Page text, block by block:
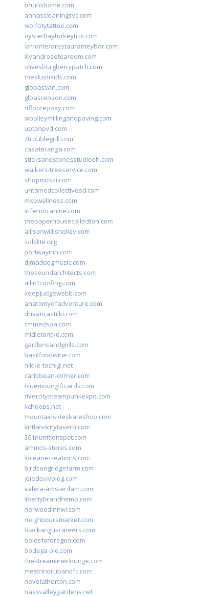
bruinshome.com
annascleaningsvc.com
wolfcitytattoo.com
oysterbayturkeytrot.com
lafronterarestauranteybar.com
lilyandrosetearoom.com
olivesburgberrypatch.com
theslushkids.com
giobastian.com
glpascensori.com
rifloorepoxy.com
woolleymillingandpaving.com
uptonpvd.com
2troublegrill.com
casateranga.com
sticksandstonesstudiooh.com
walkers-treeservice.com
shopmossi.com
untamedcollectivesd.com
mxpwellness.com
infernocanine.com
thepaperhousecollection.com
allisonwillisholley.com
solslite.org
portwayinn.com
djmaddogmusic.com
thesoundarchitects.com
allin1roofing.com
keepjudgewebb.com
anatomyofadventure.com
drivancastillo.com
cmmedspa.com
midletontkd.com
gardensandgrills.com
basilfoodwine.com
nikko-tochigi.net
caribbean-corner.com
bluemoongiftcards.com
rivercitysteampunkexpo.com
kchoops.net
mountainsideskateshop.com
kirtlandcitytavern.com
301nutritionspot.com
ammos-stores.com
loceanecreations.com
birdsongridgefarm.com
joiedevivblog.com
valera-amsterdam.com
libertybrandhemp.com
norwoodinnwi.com
neighboursmarket.com
blackanguscareers.com
bolesfororegon.com
bodega-ole.com
thestreamlinerlounge.com
mestrinorubanofc.com
novelatherton.com
nassvalleygardens.net